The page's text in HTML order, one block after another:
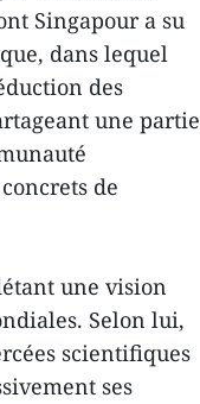
Singapour a su
dans lequel
des
une partie
de
une vision
Selon lui,
scientifiques
ses